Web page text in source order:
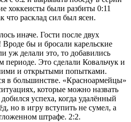
хоккеисты были разбиты 0:11
расклад сил был ясен.
иначе. Гости после двух
Вроде бы и бросали карельские
уж делали это, то добавились
периоде. Это сделали Ковальчук и
и открытыми попытками.
в большинстве. «Красноармейцы»
которые можно назвать
успеха, когда удалённый
но в игру вступить не сумел, а
штрафе. 2:2.